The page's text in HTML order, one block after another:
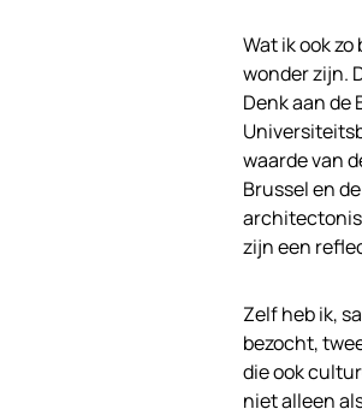
Wat ik ook
wonder zijn.
Denk aan de
waarde van
Brussel en
zijn een
Zelf heb ik,
bezocht,
die ook
niet alleen